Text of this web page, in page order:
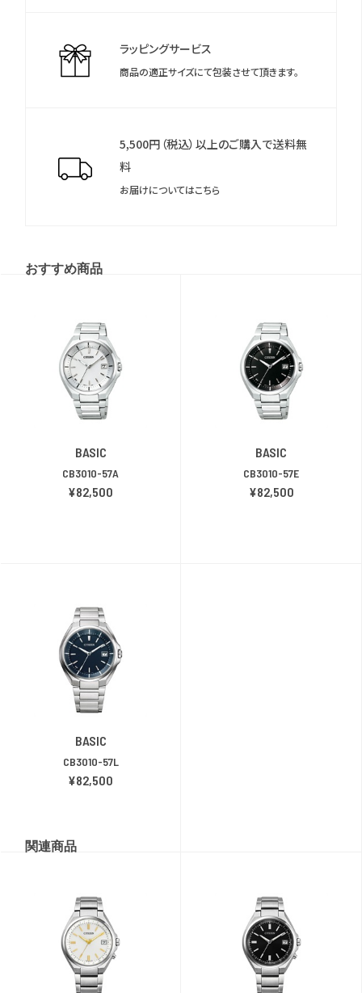
ラッピングサービス
商品の適正サイズにて包装させて頂きます。
5,500円（税込）以上のご購入で送料無
料
お届けについてはこちら
おすすめ商品
BASIC
CB3010-57A
¥82,500
BASIC
CB3010-57E
¥82,500
BASIC
CB3010-57L
¥82,500
関連商品